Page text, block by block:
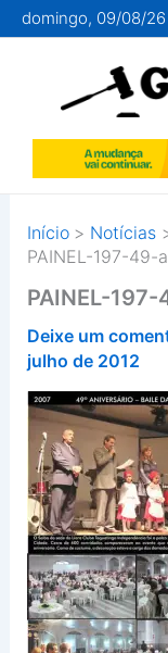
para
conteúdo
domingo, 09/08/26
Início Notícias
PAINEL-197-
PAINEL-
Deixe um
julho de 2012